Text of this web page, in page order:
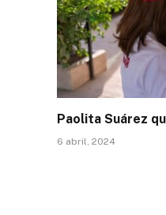
Paolita Suárez
6 abril, 2024